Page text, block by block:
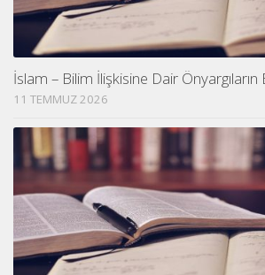
İslam – Bilim İlişkisine Dair Önyargıların
11 TEMMUZ 2026